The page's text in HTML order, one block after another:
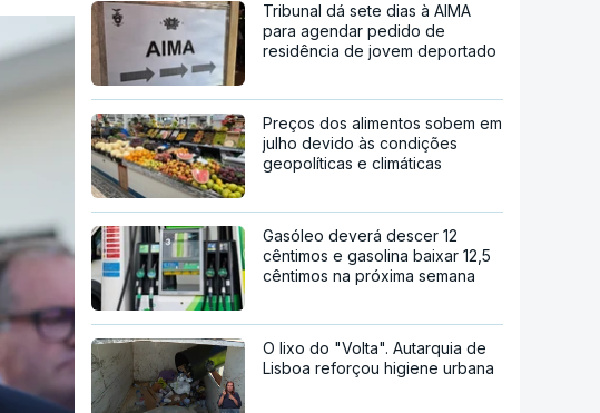
Tribunal dá sete dias à AIMA
para agendar pedido de
residência de jovem deportado
Preços dos alimentos sobem em
julho devido às condições
geopolíticas e climáticas
Gasóleo deverá descer 12
cêntimos e gasolina baixar 12,5
cêntimos na próxima semana
O lixo do "Volta". Autarquia de
Lisboa reforçou higiene urbana